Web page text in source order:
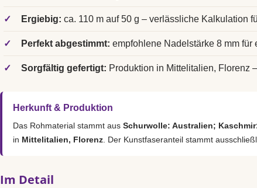
✓ Ergiebig: ca. 110 m auf 50 g – verlässliche Kalkulation
✓ Perfekt abgestimmt: empfohlene Nadelstärke 8 mm für
✓ Sorgfältig gefertigt: Produktion in Mittelitalien, Florenz
Herkunft & Produktion
Das Rohmaterial stammt aus Schurwolle: Australien;
in Mittelitalien, Florenz . Der Kunstfaseranteil stammt
Im Detail